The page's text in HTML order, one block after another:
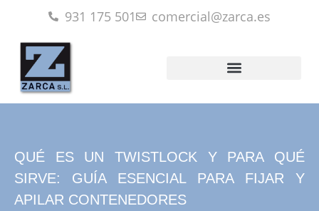
931 175 501 comercial@zarca.es
QUÉ ES UN TWISTLOCK Y PARA QUÉ
SIRVE: GUÍA ESENCIAL PARA FIJAR Y
APILAR CONTENEDORES